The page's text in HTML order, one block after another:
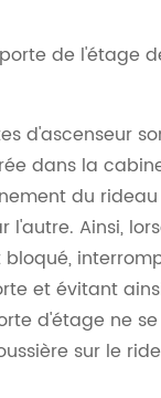
de l'étage
d'ascenseur
dans la
du
Ainsi,
et évitant
d'étage ne
sur le